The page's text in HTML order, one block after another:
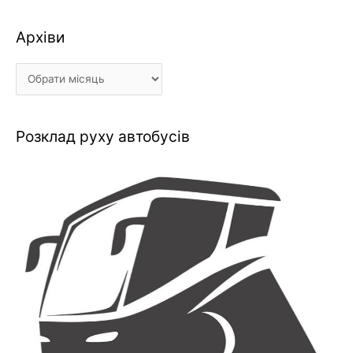
Архіви
Архіви
Розклад руху автобусів